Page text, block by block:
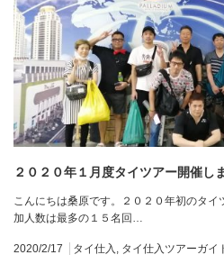
２０２０年１月度タイツアー開催し
こんにちは桑原です。２０２０年初のタ
加人数は最多の１５名回…
2020/2/17 タイ仕入 , タイ仕入ツアーガイ